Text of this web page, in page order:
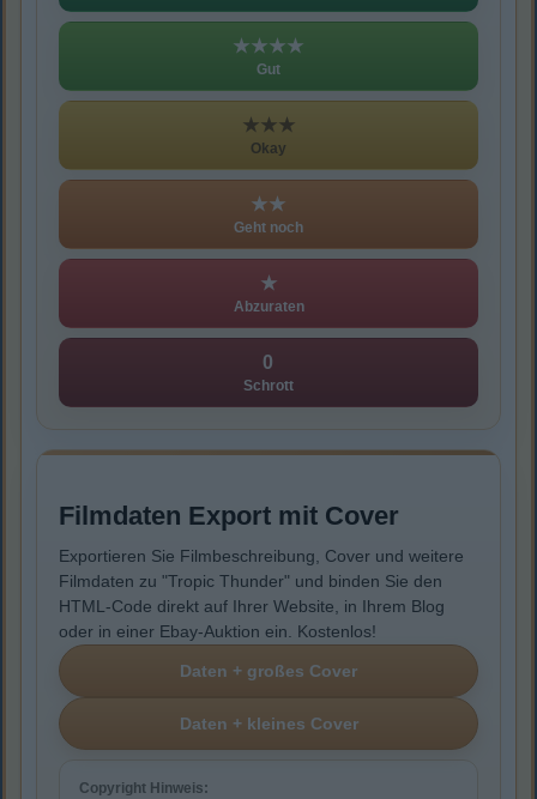
★★★★
Gut
★★★
Okay
★★
Geht noch
★
Abzuraten
0
Schrott
Filmdaten Export mit Cover
Exportieren Sie Filmbeschreibung, Cover und weitere
Filmdaten zu "Tropic Thunder" und binden Sie den
HTML-Code direkt auf Ihrer Website, in Ihrem Blog
oder in einer Ebay-Auktion ein. Kostenlos!
Copyright Hinweis: